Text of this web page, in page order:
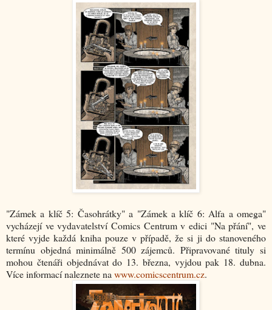
"Zámek a klíč 5: Časohrátky" a "Zámek a klíč 6: Alfa a omega"
vycházejí ve vydavatelství Comics Centrum v edici "Na přání", ve
které vyjde každá kniha pouze v případě, že si ji do stanoveného
termínu objedná minimálně 500 zájemců. Připravované tituly si
mohou čtenáři objednávat do 13. března, vyjdou pak 18. dubna.
Více informací naleznete nawww.comicscentrum.cz.